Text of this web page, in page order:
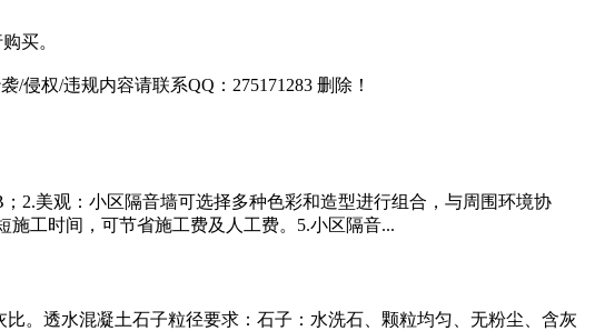
买。
侵权/违规内容请联系QQ：275171283 删除！
2.美观：小区隔音墙可选择多种色彩和造型进行组合，与周围环境协
工时间，可节省施工费及人工费。5.小区隔音...
。透水混凝土石子粒径要求：石子：水洗石、颗粒均匀、无粉尘、含灰